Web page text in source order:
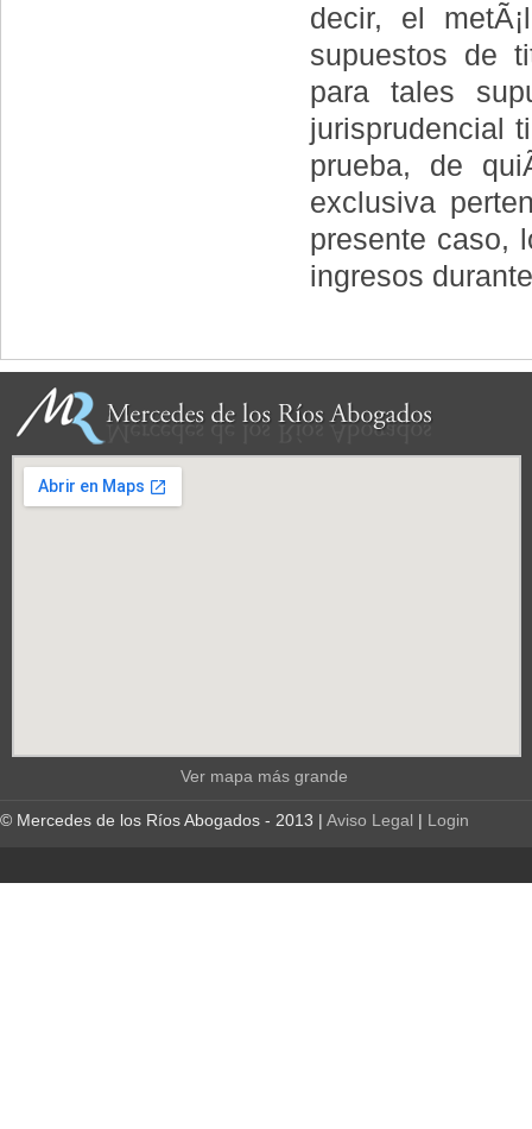
decir, el
supuestos de
para tales
jurisprudencial
prueba, de
exclusiva
presente caso,
ingresos
Ver mapa más grande
© Mercedes de los Ríos Abogados - 2013 | Aviso Legal | Login